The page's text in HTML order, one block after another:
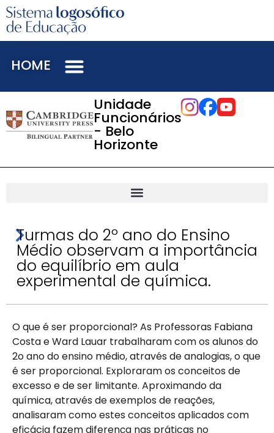
HOME
Unidade
Funcionários
- Belo
Horizonte
Turmas do 2º ano do Ensino
Médio observam a importância
do equilíbrio em aula
experimental de química.
O que é ser proporcional? As Professoras Fabiana
Costa e Ward Lauar trabalharam com os alunos do
2o ano do ensino médio, através de analogias, o que
é ser proporcional. Exploraram os conceitos de
excesso e de ser limitante. Aproximando da
química, através de exemplos de reações,
analisaram como estes conceitos aplicados com
eficácia fazem diferença nas práticas no